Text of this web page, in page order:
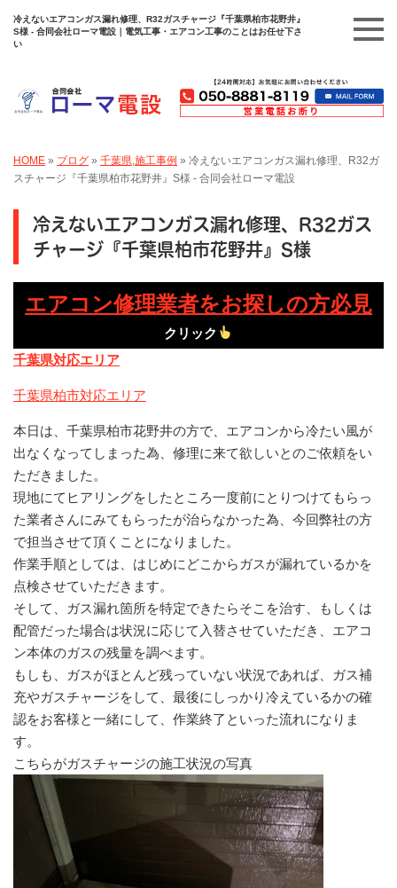
冷えないエアコンガス漏れ修理、R32ガスチャージ『千葉県柏市花野井』
S様 - 合同会社ローマ電設｜電気工事・エアコン工事のことはお任せ下さ
い
HOME » ブログ » 千葉県,施工事例 » 冷えないエアコンガス漏れ修理、R32ガ
スチャージ『千葉県柏市花野井』S様 - 合同会社ローマ電設
冷えないエアコンガス漏れ修理、R32ガス
チャージ『千葉県柏市花野井』S様
エアコン修理業者をお探しの方必見
クリック
千葉県対応エリア
千葉県柏市対応エリア
本日は、千葉県柏市花野井の方で、エアコンから冷たい風が
出なくなってしまった為、修理に来て欲しいとのご依頼をい
ただきました。
現地にてヒアリングをしたところ一度前にとりつけてもらっ
た業者さんにみてもらったが治らなかった為、今回弊社の方
で担当させて頂くことになりました。
作業手順としては、はじめにどこからガスが漏れているかを
点検させていただきます。
そして、ガス漏れ箇所を特定できたらそこを治す、もしくは
配管だった場合は状況に応じて入替させていただき、エアコ
ン本体のガスの残量を調べます。
もしも、ガスがほとんど残っていない状況であれば、ガス補
充やガスチャージをして、最後にしっかり冷えているかの確
認をお客様と一緒にして、作業終了といった流れになりま
す。
こちらがガスチャージの施工状況の写真